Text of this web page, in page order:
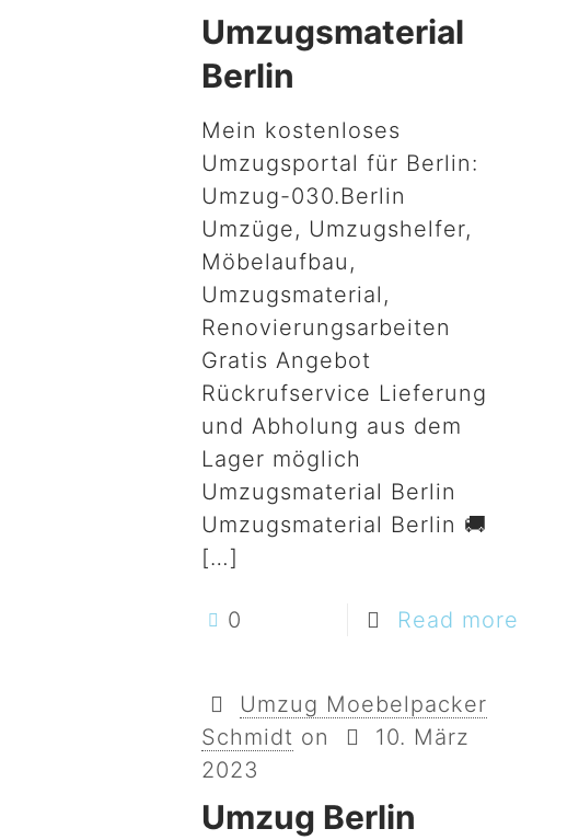
Umzugsmaterial
Berlin
Mein kostenloses
Umzugsportal für Berlin:
Umzug-030.Berlin
Umzüge, Umzugshelfer,
Möbelaufbau,
Umzugsmaterial,
Renovierungsarbeiten
Gratis Angebot
Rückrufservice Lieferung
und Abholung aus dem
Lager möglich
Umzugsmaterial Berlin
Umzugsmaterial Berlin 🚚
[…]
0 Read more
Umzug Moebelpacker
Schmidt on
10. März
2023
Umzug Berlin